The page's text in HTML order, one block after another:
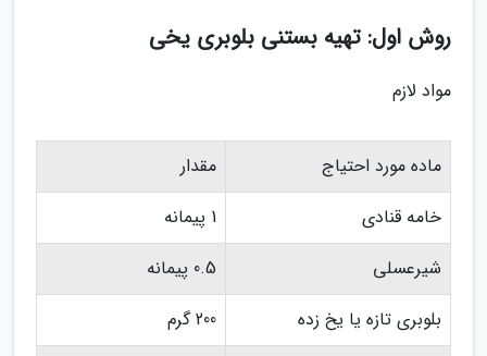
روش اول: تهیه بستنی بلوبری یخی
مواد لازم
ماده مورد احتیاج
مقدار
خامه قنادی
1 پیمانه
شیرعسلی
0.5 پیمانه
بلوبری تازه یا یخ زده
200 گرم